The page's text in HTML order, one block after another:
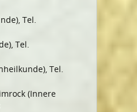
Tel.
Tel.
Tel.
(Innere